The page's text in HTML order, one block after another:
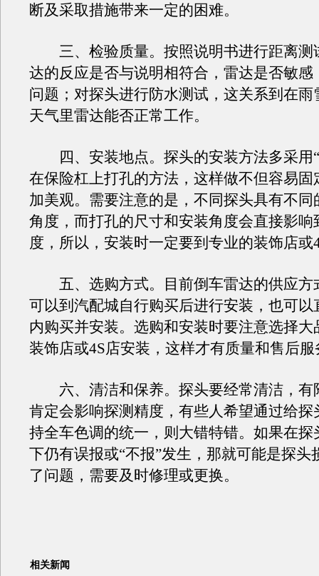
断及采取措施带来一定的困难。
三、检验质量。按照说明书进行距离测
达的反应是否与说明相符合，雷达是否敏感
问题；对探头进行防水测试，这关系到在雨
天气里雷达能否正常工作。
四、安装地点。探头的安装方法多采用“
在保险杠上打孔的方法，这样做不但容易固
加美观。需要注意的是，不同探头具有不同
角度，而打孔的尺寸和安装角度会直接影响
度，所以，安装时一定要到专业的装饰店或
五、选购方式。目前倒车雷达的供应方
可以到汽配城自行购买后进行安装，也可以
内购买并安装。选购和安装时要注意选择大
装饰店或4S店安装，这样才有质量和售后
六、清洁和保养。探头要经常清洁，有
肯定会影响探测精度，有些人希望通过给探
持全车色调的统一，则大错特错。如果在探
下仍有误报或“不报”发生，那就可能是探头
了问题，需要及时修理或更换。
相关新闻